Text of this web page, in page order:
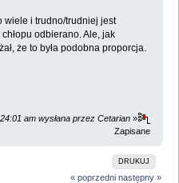
wiele i trudno/trudniej jest
odbierano. Ale, jak
że to była podobna proporcja.
am wysłana przez Cetarian »
Zapisane
DRUKUJ
« poprzedni następny »